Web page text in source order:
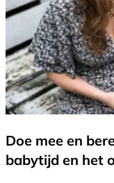
Doe mee en
babytijd en het